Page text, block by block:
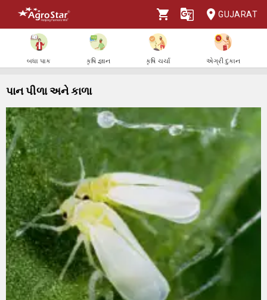
GUJARAT
બધા પાક કૃષિ જ્ઞાન કૃષિ ચર્ચા એગ્રી દુકાન
પાન પીળા અને કાળા